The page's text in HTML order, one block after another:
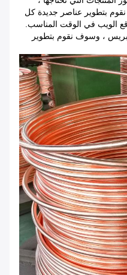
نقوم بتطوير عناصر جديدة كل
الويب في الوقت المناسب.
، وسوف نقوم بتطوير